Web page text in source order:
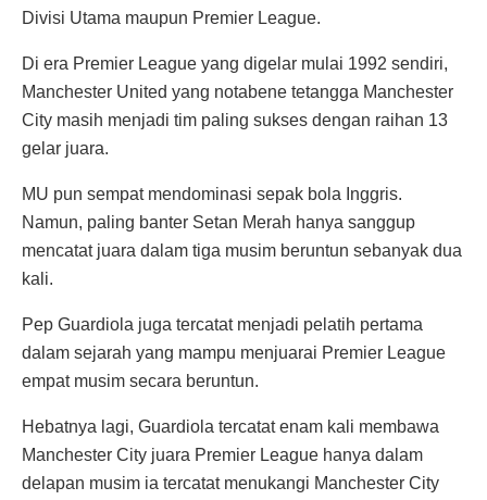
Divisi Utama maupun Premier League.
Di era Premier League yang digelar mulai 1992 sendiri,
Manchester United yang notabene tetangga Manchester
City masih menjadi tim paling sukses dengan raihan 13
gelar juara.
MU pun sempat mendominasi sepak bola Inggris.
Namun, paling banter Setan Merah hanya sanggup
mencatat juara dalam tiga musim beruntun sebanyak dua
kali.
Pep Guardiola juga tercatat menjadi pelatih pertama
dalam sejarah yang mampu menjuarai Premier League
empat musim secara beruntun.
Hebatnya lagi, Guardiola tercatat enam kali membawa
Manchester City juara Premier League hanya dalam
delapan musim ia tercatat menukangi Manchester City